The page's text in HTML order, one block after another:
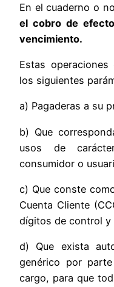
En el cuaderno o
el cobro de
vencimiento.
Estas
los siguientes
a) Pagaderas a su
b) Que
usos de
consumidor o
c) Que conste
Cuenta Cliente
dígitos de control y
d) Que exista
genérico por
cargo, para que